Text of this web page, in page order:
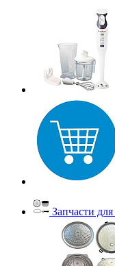
Запчасти